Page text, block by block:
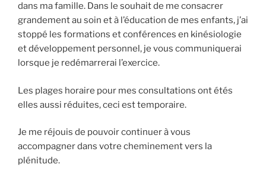
dans ma famille. Dans le souhait de me consacrer
grandement au soin et à l’éducation de mes enfants, j’ai
stoppé les formations et conférences en kinésiologie
et développement personnel, je vous communiquerai
lorsque je redémarrerai l’exercice.
Les plages horaire pour mes consultations ont étés
elles aussi réduites, ceci est temporaire.
Je me réjouis de pouvoir continuer à vous
accompagner dans votre cheminement vers la
plénitude.